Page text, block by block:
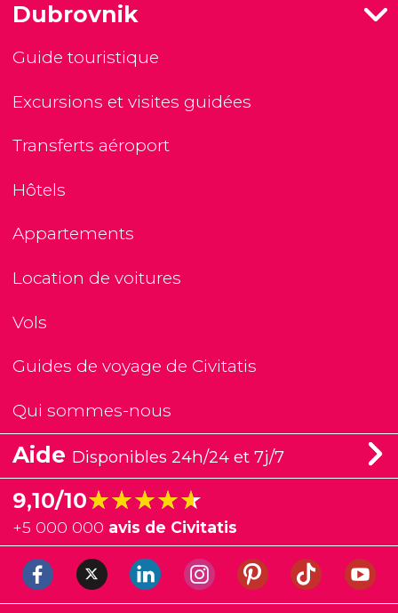
Dubrovnik
Guide touristique
Excursions et visites guidées
Transferts aéroport
Hôtels
Appartements
Location de voitures
Vols
Guides de voyage de Civitatis
Qui sommes-nous
Aide Disponibles 24h/24 et 7j/7
9,10/10★★★★★
★★★★★
+5 000 000 avis de Civitatis